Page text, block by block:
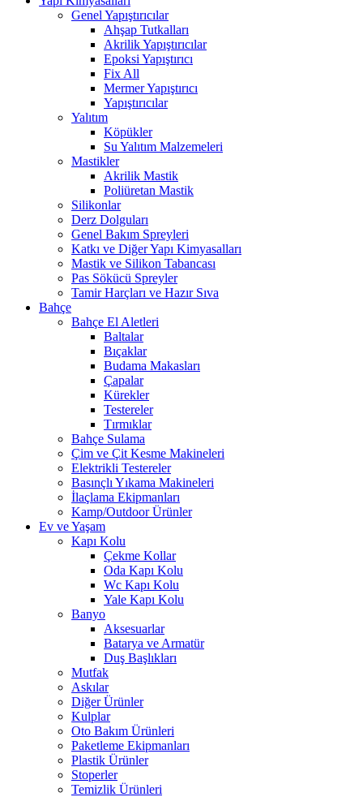
Genel Yapıştırıcılar
Ahşap Tutkalları
Akrilik Yapıştırıcılar
Epoksi Yapıştırıcı
Fix All
Mermer Yapıştırıcı
Yapıştırıcılar
Yalıtım
Köpükler
Su Yalıtım Malzemeleri
Mastikler
Akrilik Mastik
Poliüretan Mastik
Silikonlar
Derz Dolguları
Genel Bakım Spreyleri
Katkı ve Diğer Yapı Kimyasalları
Mastik ve Silikon Tabancası
Pas Sökücü Spreyler
Tamir Harçları ve Hazır Sıva
Bahçe
Bahçe El Aletleri
Baltalar
Bıçaklar
Budama Makasları
Çapalar
Kürekler
Testereler
Tırmıklar
Bahçe Sulama
Çim ve Çit Kesme Makineleri
Elektrikli Testereler
Basınçlı Yıkama Makineleri
İlaçlama Ekipmanları
Kamp/Outdoor Ürünler
Ev ve Yaşam
Kapı Kolu
Çekme Kollar
Oda Kapı Kolu
Wc Kapı Kolu
Yale Kapı Kolu
Banyo
Aksesuarlar
Batarya ve Armatür
Duş Başlıkları
Mutfak
Askılar
Diğer Ürünler
Kulplar
Oto Bakım Ürünleri
Paketleme Ekipmanları
Plastik Ürünler
Stoperler
Temizlik Ürünleri